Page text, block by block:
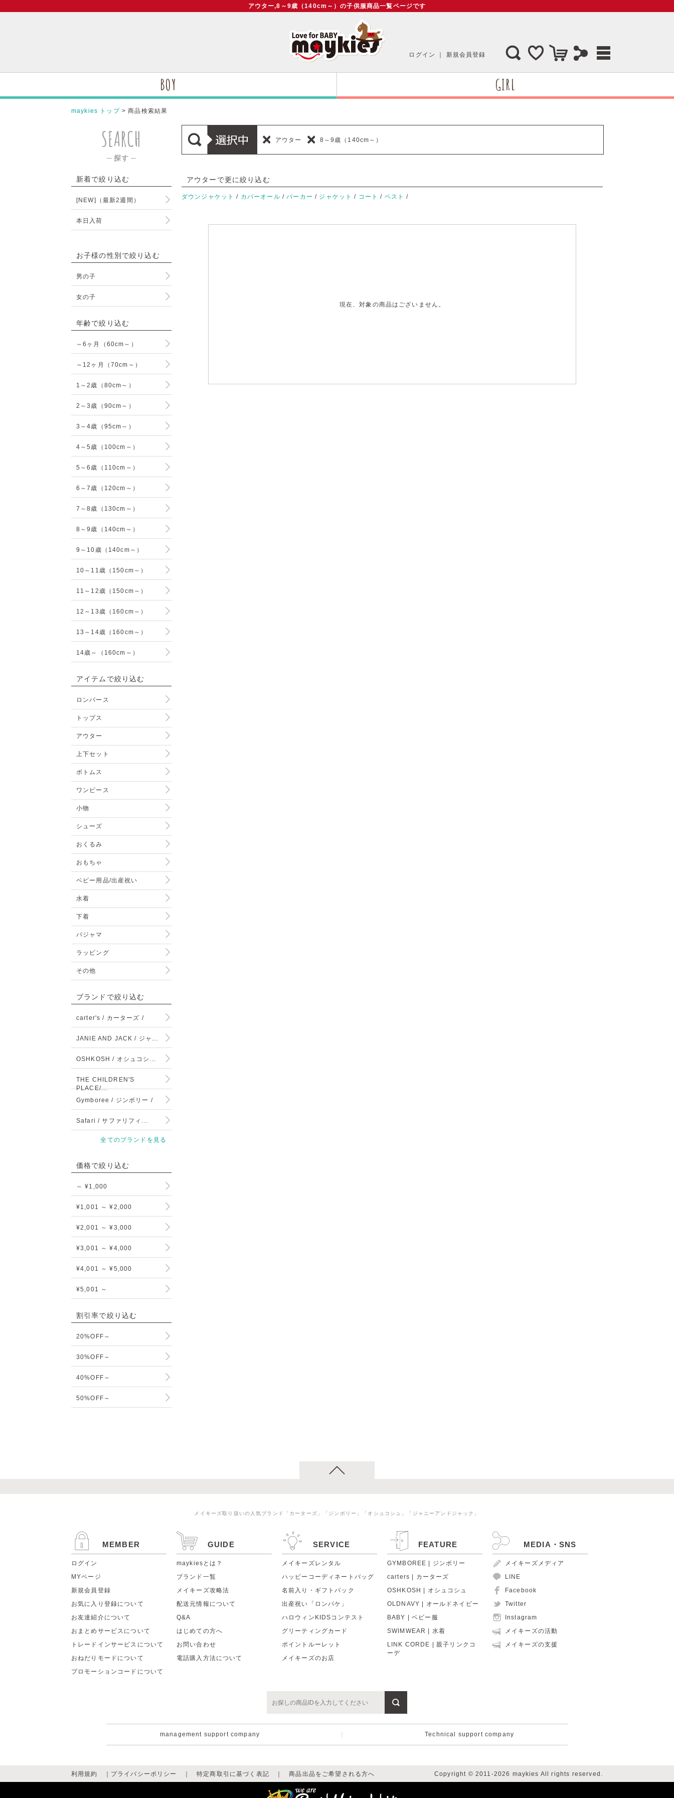
アウター,8～9歳（140cm～）の子供服商品一覧ページです
ログイン ｜ 新規会員登録
BOY GIRL
maykies トップ> 商品検索結果
SEARCH
─ 探す ─
新着で絞り込む
[NEW]（最新2週間）
本日入荷
お子様の性別で絞り込む
男の子
女の子
年齢で絞り込む
～6ヶ月（60cm～）
～12ヶ月（70cm～）
1～2歳（80cm～）
2～3歳（90cm～）
3～4歳（95cm～）
4～5歳（100cm～）
5～6歳（110cm～）
6～7歳（120cm～）
7～8歳（130cm～）
8～9歳（140cm～）
9～10歳（140cm～）
10～11歳（150cm～）
11～12歳（150cm～）
12～13歳（160cm～）
13～14歳（160cm～）
14歳～（160cm～）
アイテムで絞り込む
ロンパース
トップス
アウター
上下セット
ボトムス
ワンピース
小物
シューズ
おくるみ
おもちゃ
ベビー用品/出産祝い
水着
下着
パジャマ
ラッピング
その他
ブランドで絞り込む
carter's / カーターズ /
JANIE AND JACK / ジャ...
OSHKOSH / オシュコシ...
THE CHILDREN'S
PLACE/...
Gymboree / ジンボリー /
Safari / サファリフィ...
全てのブランドを見る
価格で絞り込む
～ ¥1,000
¥1,001 ～ ¥2,000
¥2,001 ～ ¥3,000
¥3,001 ～ ¥4,000
¥4,001 ～ ¥5,000
¥5,001 ～
割引率で絞り込む
20%OFF～
30%OFF～
40%OFF～
50%OFF～
アウター 8～9歳（140cm～）
アウターで更に絞り込む
ダウンジャケット / カバーオール /パーカー / ジャケット / コート / ベスト /
現在、対象の商品はございません。
メイキーズ取り扱いの人気ブランド「カーターズ」「ジンボリー」「オシュコシュ」「ジャニーアンドジャック」
MEMBER
ログイン
MYページ
新規会員登録
お気に入り登録について
お友達紹介について
おまとめサービスについて
トレードインサービスについて
おねだりモードについて
プロモーションコードについて
GUIDE
maykiesとは？
ブランド一覧
メイキーズ攻略法
配送元情報について
Q&A
はじめての方へ
お問い合わせ
電話購入方法について
SERVICE
メイキーズレンタル
ハッピーコーディネートバッグ
名前入り・ギフトパック
出産祝い「ロンパケ」
ハロウィンKIDSコンテスト
グリーティングカード
ポイントルーレット
メイキーズのお店
FEATURE
GYMBOREE | ジンボリー
carters | カーターズ
OSHKOSH | オシュコシュ
OLDNAVY | オールドネイビー
BABY | ベビー服
SWIMWEAR | 水着
LINK CORDE | 親子リンクコ
ーデ
MEDIA・SNS
メイキーズメディア
LINE
Facebook
Twitter
Instagram
メイキーズの活動
メイキーズの支援
management support company Technical support company
利用規約 ｜ プライバシーポリシー ｜特定商取引に基づく表記 ｜商品出品をご希望される方へ Copyright © 2011-2026 maykies All rights reserved.